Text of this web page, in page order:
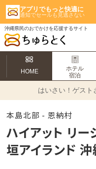
アプリでもっと快適に
通知でセールも見逃さない
沖縄県民のおでかけを応援するサイト
HOME
ホテル
宿泊
はいさい！ ゲスト
本島北部 - 恩納村
ハイアット リ
垣アイランド